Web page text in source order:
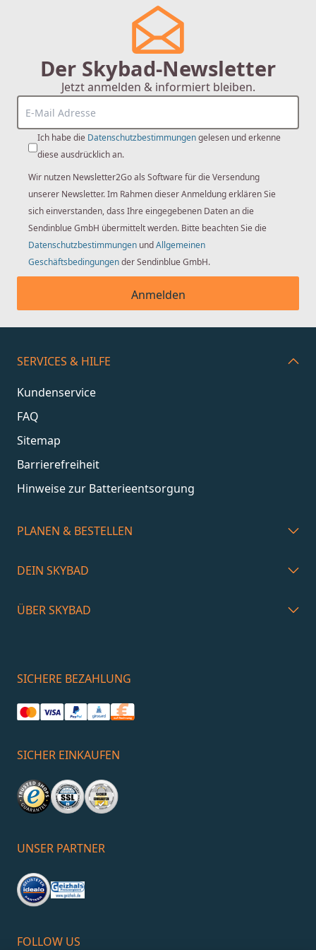
hansgrohe
hansgrohe Raindance Alive Select S
24511000 wassersparend, 125 mm
Duschkopf, 3 Strahlarten, chrom
57,70 €
Wasser & Geld sparen mit der EcoSmart- und
Der Skybad-Newsletter
Jetzt anmelden & informiert bleiben.
Ich habe die Datenschutzbestimmungengelesen und erkenne
diese ausdrücklich an.
Wir nutzen Newsletter2Go als Software für die Versendung
unserer Newsletter. Im Rahmen dieser Anmeldung erklären Sie
sich einverstanden, dass Ihre eingegebenen Daten an die
Sendinblue GmbH übermittelt werden. Bitte beachten Sie die
Datenschutzbestimmungen undAllgemeinen
Geschäftsbedingungender Sendinblue GmbH.
Anmelden
SERVICES & HILFE
Kundenservice
FAQ
Sitemap
Barrierefreiheit
Hinweise zur Batterieentsorgung
PLANEN & BESTELLEN
DEIN SKYBAD
ÜBER SKYBAD
SICHERE BEZAHLUNG
SICHER EINKAUFEN
UNSER PARTNER
FOLLOW US